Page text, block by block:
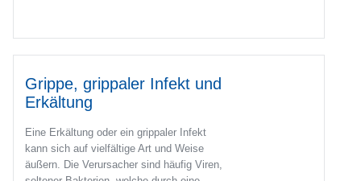
Grippe, grippaler Infekt und
Erkältung
Eine Erkältung oder ein grippaler Infekt
kann sich auf vielfältige Art und Weise
äußern. Die Verursacher sind häufig Viren,